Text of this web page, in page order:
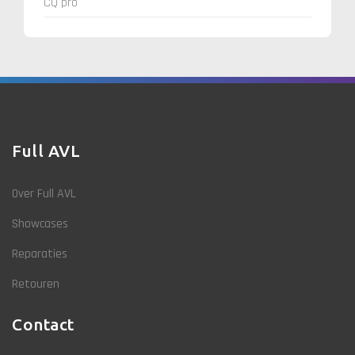
Full AVL
Over Full AVL
Showcases
Reparaties
Retouren
Contact